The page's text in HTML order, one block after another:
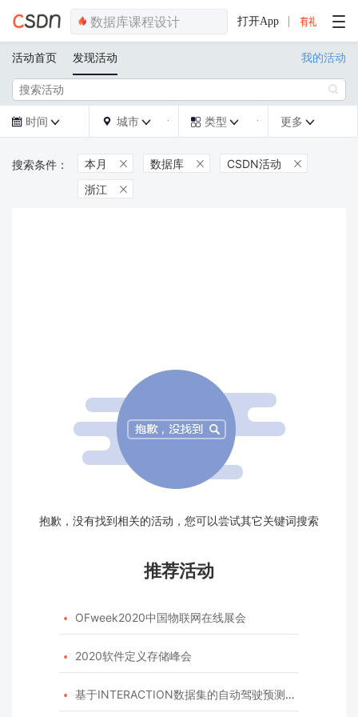
打开App
活动首页 发现活动 我的活动

 时间   城市   类型  更多 
本月  数据库  CSDN活动 
浙江 
抱歉，没有找到相关的活动，您可以尝试其它关键词搜索
推荐活动
 OFweek2020中国物联网在线展会
 2020软件定义存储峰会
 基于INTERACTION数据集的自动驾驶预测模型挑战赛